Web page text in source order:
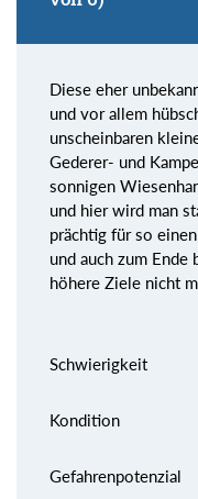
Diese eher
und vor allem
unscheinbaren
Gederer- und
sonnigen
und hier wird man
prächtig für so
und auch zum Ende
höhere Ziele nicht
Schwierigkeit
Kondition
Gefahrenpotenzial